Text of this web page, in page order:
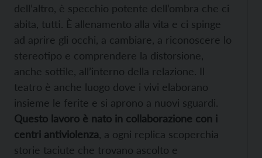
dell’altro, è specchio potente dell’ombra che ci
abita, tutti. È allenamento alla vita e ci spinge
ad aprire gli occhi, a cambiare, a riconoscere lo
stereotipo e comprendere la distorsione,
anche sottile, all’interno della relazione. Il
teatro è anche luogo dove i vivi elaborano
insieme le ferite e si aprono a nuovi sguardi.
Questo lavoro è nato in collaborazione con i
centri antiviolenza , a ogni replica scoperchia
storie taciute che trovano ascolto e